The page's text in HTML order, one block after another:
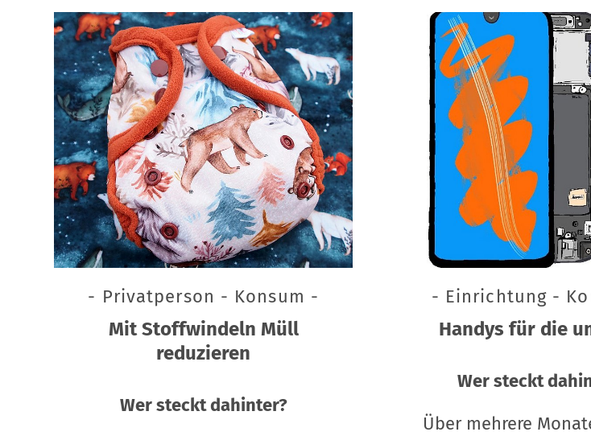
- Privatperson - Konsum -
Mit Stoffwindeln Müll
reduzieren
Wer steckt dahinter?
- Einrichtung -
Handys für die
Wer steckt
Über mehrere